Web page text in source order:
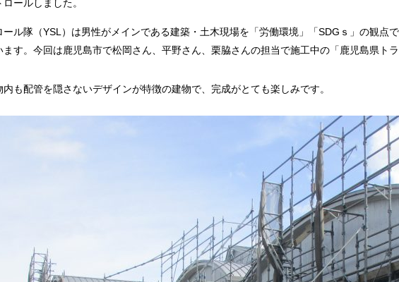
ールしました。
ル隊（YSL）は男性がメインである建築・土木現場を「労働環境」「SDGｓ」の観点
ます。今回は鹿児島市で松岡さん、平野さん、栗脇さんの担当で施工中の「鹿児島県ト
も配管を隠さないデザインが特徴の建物で、完成がとても楽しみです。